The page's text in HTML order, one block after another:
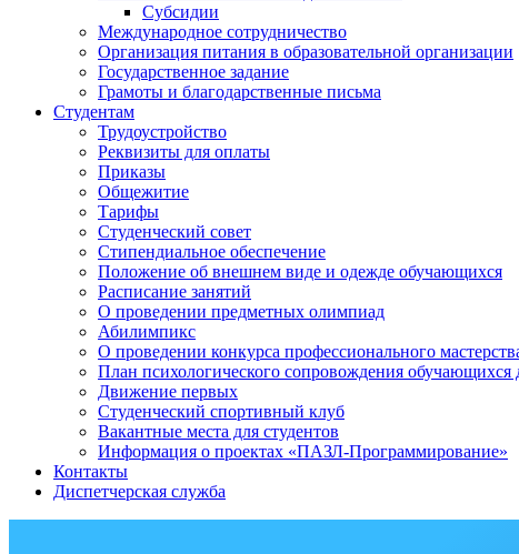
Субсидии
Международное сотрудничество
Организация питания в образовательной организации
Государственное задание
Грамоты и благодарственные письма
Студентам
Трудоустройство
Реквизиты для оплаты
Приказы
Общежитие
Тарифы
Студенческий совет
Стипендиальное обеспечение
Положение об внешнем виде и одежде обучающихся
Расписание занятий
О проведении предметных олимпиад
Абилимпикс
О проведении конкурса профессионального
План психологического сопровождения обучающихся
Движение первых
Студенческий спортивный клуб
Вакантные места для студентов
Информация о проектах «ПАЗЛ-Программирование»
Контакты
Диспетчерская служба